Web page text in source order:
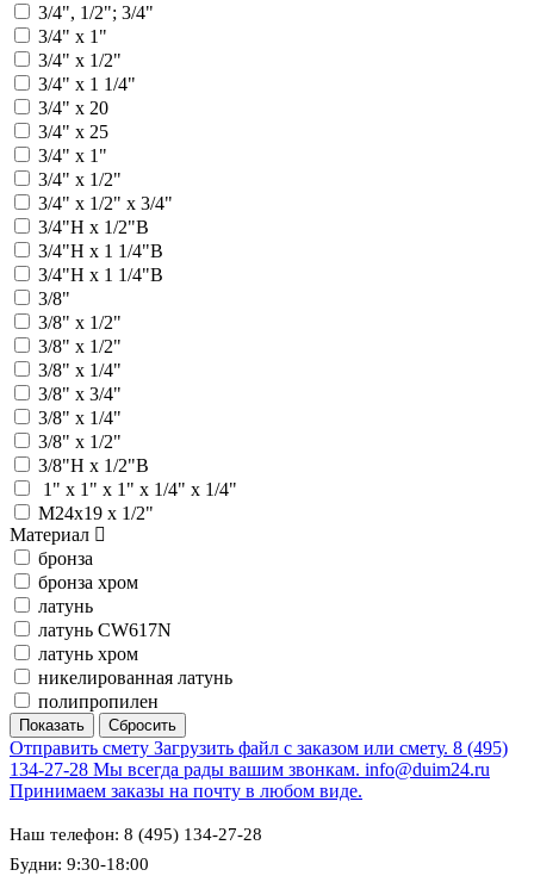
3/4", 1/2"; 3/4"
3/4" x 1"
3/4" x 1/2"
3/4" x 1 1/4"
3/4" x 20
3/4" x 25
3/4" х 1"
3/4" х 1/2"
3/4" х 1/2" х 3/4"
3/4"Н х 1/2"В
3/4"Н x 1 1/4"В
3/4"Н х 1 1/4"В
3/8"
3/8" x 1/2"
3/8" х 1/2"
3/8" х 1/4"
3/8" х 3/4"
3/8" x 1/4"
3/8" х 1/2"
3/8"Н х 1/2"В
1" x 1" x 1" х 1/4" х 1/4"
М24x19 х 1/2"
Материал
бронза
бронза хром
латунь
латунь CW617N
латунь хром
никелированная латунь
полипропилен
Отправить смету Загрузить файл с заказом или смету. 8 (495)
134-27-28 Мы всегда рады вашим звонкам. info@duim24.ru
Принимаем заказы на почту в любом виде.
Наш телефон: 8 (495) 134-27-28
Будни: 9:30-18:00